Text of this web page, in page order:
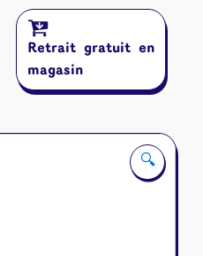
🔍
Retrait gratuit en
magasin